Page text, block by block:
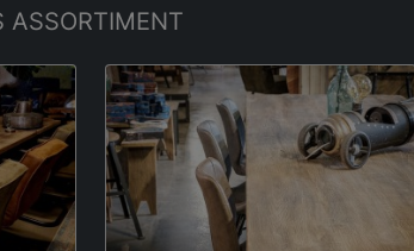
ASSORTIMENT